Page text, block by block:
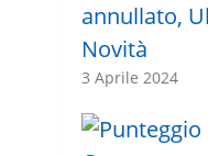
annullato,
Novità
3 Aprile 2024